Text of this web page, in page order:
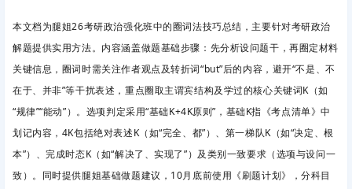
本文档为腿姐26考研政治强化班中的圈词法技巧总结，主要针对考研政治
解题提供实用方法。内容涵盖做题基础步骤：先分析设问题干，再圈定材料
关键信息，圈词时需关注作者观点及转折词“but”后的内容，避开“不是、不
在于、并非”等干扰表述，重点圈取主谓宾结构及学过的核心关键词K（如
“规律”“能动”）。选项判定采用“基础K+4K原则”，基础K指《考点清单》中
划记内容，4K包括绝对表述K（如“完全、都”）、第一梯队K（如“决定、根
本”）、完成时态K（如“解决了、实现了”）及类别一致要求（选项与设问一
致）。同时提供腿姐基础做题建议，10月底前使用《刷题计划》，分科目